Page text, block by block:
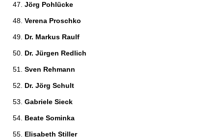
Jörg Pohlücke
Verena Proschko
Dr. Markus Raulf
Dr. Jürgen Redlich
Sven Rehmann
Dr. Jörg Schult
Gabriele Sieck
Beate Sominka
Elisabeth Stiller